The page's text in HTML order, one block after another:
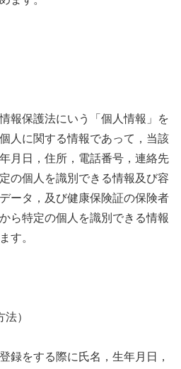
報保護法にいう「個人情報」を
人に関する情報であって，当該
月日，住所，電話番号，連絡先
の個人を識別できる情報及び容
ータ，及び健康保険証の保険者
ら特定の個人を識別できる情報
す。
）
録をする際に氏名，生年月日，